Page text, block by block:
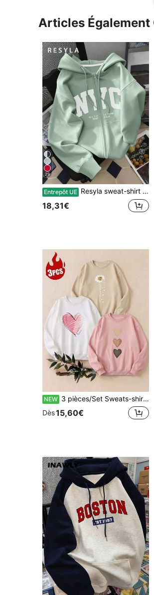
Articles Également
29
Entrepôt UE Resyla sweat-shirt zippé à capuche pour femmes, imprimé de lettres, veste décontractée pour les enseignants, la rentrée scolaire, la remise des diplômes, le port quotidien, les vêtements d'extérieur d'hiver, et polyvalente, vert
18,31€
NEW 3 pièces/Set Sweats-shirts décontractés à manches longues col ras-du-cou pour femmes - Motif imprimé, tissu confortable et doux, lavable en machine, hauts automne/hiver
Dès15,60€